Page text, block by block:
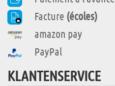
Facture (écoles)
amazon pay
PayPal
KLANTENSERVICE